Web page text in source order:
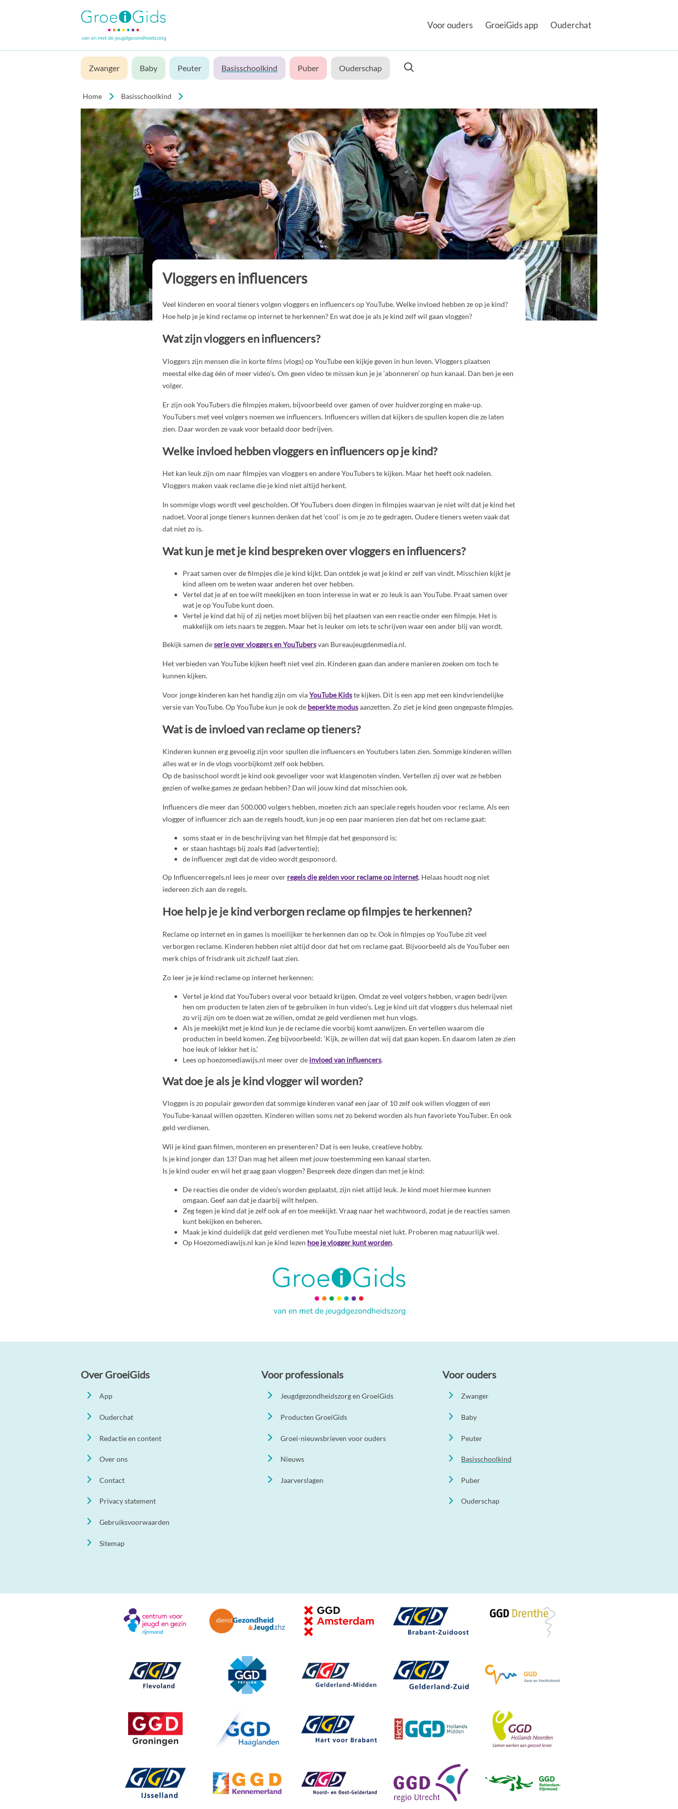
Voor ouders GroeiGids app Ouderchat
Zwanger Baby Peuter Basisschoolkind Puber Ouderschap
Home Basisschoolkind
Vloggers en influencers
Veel kinderen en vooral tieners volgen vloggers en influencers op YouTube. Welke invloed hebben ze op je kind?
Hoe help je je kind reclame op internet te herkennen? En wat doe je als je kind zelf wil gaan vloggen?
Wat zijn vloggers en influencers?
Vloggers zijn mensen die in korte films (vlogs) op YouTube een kijkje geven in hun leven. Vloggers plaatsen
meestal elke dag één of meer video’s. Om geen video te missen kun je je ‘abonneren’ op hun kanaal. Dan ben je een
volger.
Er zijn ook YouTubers die filmpjes maken, bijvoorbeeld over gamen of over huidverzorging en make-up.
YouTubers met veel volgers noemen we influencers. Influencers willen dat kijkers de spullen kopen die ze laten
zien. Daar worden ze vaak voor betaald door bedrijven.
Welke invloed hebben vloggers en influencers op je kind?
Het kan leuk zijn om naar filmpjes van vloggers en andere YouTubers te kijken. Maar het heeft ook nadelen.
Vloggers maken vaak reclame die je kind niet altijd herkent.
In sommige vlogs wordt veel gescholden. Of YouTubers doen dingen in filmpjes waarvan je niet wilt dat je kind het
nadoet. Vooral jonge tieners kunnen denken dat het ‘cool’ is om je zo te gedragen. Oudere tieners weten vaak dat
dat niet zo is.
Wat kun je met je kind bespreken over vloggers en influencers?
Praat samen over de filmpjes die je kind kijkt. Dan ontdek je wat je kind er zelf van vindt. Misschien kijkt je
kind alleen om te weten waar anderen het over hebben.
Vertel dat je af en toe wilt meekijken en toon interesse in wat er zo leuk is aan YouTube. Praat samen over
wat je op YouTube kunt doen.
Vertel je kind dat hij of zij netjes moet blijven bij het plaatsen van een reactie onder een filmpje. Het is
makkelijk om iets naars te zeggen. Maar het is leuker om iets te schrijven waar een ander blij van wordt.
Bekijk samen deserie over vloggers en YouTubersvan Bureaujeugdenmedia.nl.
Het verbieden van YouTube kijken heeft niet veel zin. Kinderen gaan dan andere manieren zoeken om toch te
kunnen kijken.
Voor jonge kinderen kan het handig zijn om viaYouTube Kidste kijken. Dit is een app met een kindvriendelijke
versie van YouTube. Op YouTube kun je ook de beperkte modusaanzetten. Zo ziet je kind geen ongepaste filmpjes.
Wat is de invloed van reclame op tieners?
Kinderen kunnen erg gevoelig zijn voor spullen die influencers en Youtubers laten zien. Sommige kinderen willen
alles wat er in de vlogs voorbijkomt zelf ook hebben.
Op de basisschool wordt je kind ook gevoeliger voor wat klasgenoten vinden. Vertellen zij over wat ze hebben
gezien of welke games ze gedaan hebben? Dan wil jouw kind dat misschien ook.
Influencers die meer dan 500.000 volgers hebben, moeten zich aan speciale regels houden voor reclame. Als een
vlogger of influencer zich aan de regels houdt, kun je op een paar manieren zien dat het om reclame gaat:
soms staat er in de beschrijving van het filmpje dat het gesponsord is;
er staan hashtags bij zoals #ad (advertentie);
de influencer zegt dat de video wordt gesponsord.
Op Influencerregels.nl lees je meer over regels die gelden voor reclame op internet. Helaas houdt nog niet
iedereen zich aan de regels.
Hoe help je je kind verborgen reclame op filmpjes te herkennen?
Reclame op internet en in games is moeilijker te herkennen dan op tv. Ook in filmpjes op YouTube zit veel
verborgen reclame. Kinderen hebben niet altijd door dat het om reclame gaat. Bijvoorbeeld als de YouTuber een
merk chips of frisdrank uit zichzelf laat zien.
Zo leer je je kind reclame op internet herkennen:
Vertel je kind dat YouTubers overal voor betaald krijgen. Omdat ze veel volgers hebben, vragen bedrijven
hen om producten te laten zien of te gebruiken in hun video’s. Leg je kind uit dat vloggers dus helemaal niet
zo vrij zijn om te doen wat ze willen, omdat ze geld verdienen met hun vlogs.
Als je meekijkt met je kind kun je de reclame die voorbij komt aanwijzen. En vertellen waarom die
producten in beeld komen. Zeg bijvoorbeeld: ‘Kijk, ze willen dat wij dat gaan kopen. En daarom laten ze zien
hoe leuk of lekker het is.’
Lees op hoezomediawijs.nl meer over de invloed van influencers.
Wat doe je als je kind vlogger wil worden?
Vloggen is zo populair geworden dat sommige kinderen vanaf een jaar of 10 zelf ook willen vloggen of een
YouTube-kanaal willen opzetten. Kinderen willen soms net zo bekend worden als hun favoriete YouTuber. En ook
geld verdienen.
Wil je kind gaan filmen, monteren en presenteren? Dat is een leuke, creatieve hobby.
Is je kind jonger dan 13? Dan mag het alleen met jouw toestemming een kanaal starten.
Is je kind ouder en wil het graag gaan vloggen? Bespreek deze dingen dan met je kind:
De reacties die onder de video’s worden geplaatst, zijn niet altijd leuk. Je kind moet hiermee kunnen
omgaan. Geef aan dat je daarbij wilt helpen.
Zeg tegen je kind dat je zelf ook af en toe meekijkt. Vraag naar het wachtwoord, zodat je de reacties samen
kunt bekijken en beheren.
Maak je kind duidelijk dat geld verdienen met YouTube meestal niet lukt. Proberen mag natuurlijk wel.
Op Hoezomediawijs.nl kan je kind lezen hoe je vlogger kunt worden.
Over GroeiGids
App
Ouderchat
Redactie en content
Over ons
Contact
Privacy statement
Gebruiksvoorwaarden
Sitemap
Voor professionals
Jeugdgezondheidszorg en GroeiGids
Producten GroeiGids
Groei-nieuwsbrieven voor ouders
Nieuws
Jaarverslagen
Voor ouders
Zwanger
Baby
Peuter
Basisschoolkind
Puber
Ouderschap